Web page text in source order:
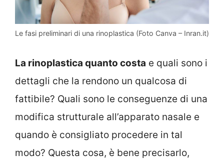
Le fasi preliminari di una rinoplastica (Foto Canva – Inran.it)
La rinoplastica quanto costa e quali sono i
dettagli che la rendono un qualcosa di
fattibile? Quali sono le conseguenze di una
modifica strutturale all’apparato nasale e
quando è consigliato procedere in tal
modo? Questa cosa, è bene precisarlo,